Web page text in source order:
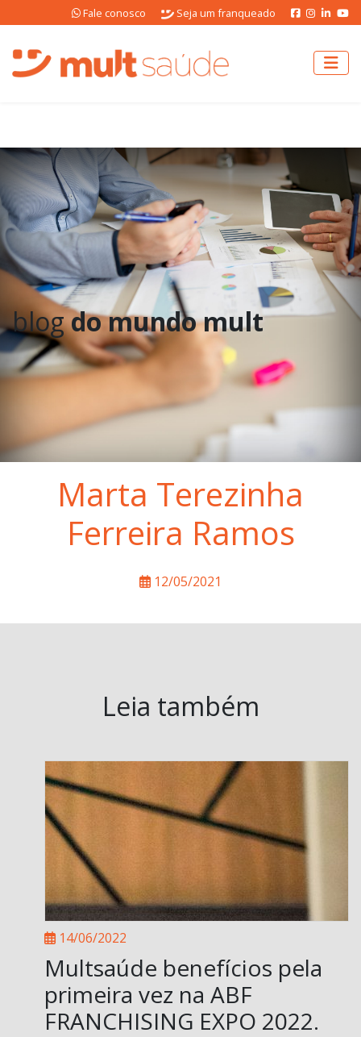
Fale conosco Seja um franqueado
blogdo mundo mult
Marta Terezinha
Ferreira Ramos
12/05/2021
Leia também
14/06/2022
Multsaúde benefícios pela
primeira vez na ABF
FRANCHISING EXPO 2022.